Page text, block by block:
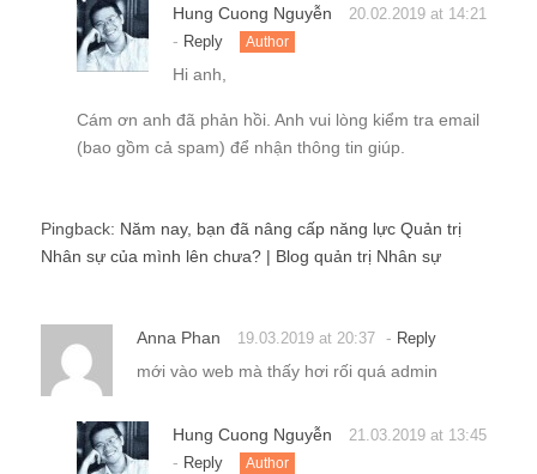
Hung Cuong Nguyễn 20.02.2019 at 14:21
- Reply Author
Hi anh,
Cám ơn anh đã phản hồi. Anh vui lòng kiểm tra email
(bao gồm cả spam) để nhận thông tin giúp.
Pingback: Năm nay, bạn đã nâng cấp năng lực Quản trị
Nhân sự của mình lên chưa? | Blog quản trị Nhân sự
Anna Phan 19.03.2019 at 20:37 - Reply
mới vào web mà thấy hơi rối quá admin
Hung Cuong Nguyễn 21.03.2019 at 13:45
- Reply Author